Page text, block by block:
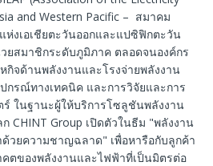
and Western Pacific – สมาคม
ห่งเอเชียตะวันออกและแปซิฟิกตะวัน
ยสมาชิกระดับภูมิภาค ตลอดจนองค์กร
กิจด้านพลังงานและโรงจ่ายพลังงาน
กรณ์ทางเทคนิค และการวิจัยและการ
ในฐานะผู้ให้บริการโซลูชันพลังงาน
CHINT Group เปิดตัวในธีม "พลังงาน
วยความชาญฉลาด" เพื่อหารือกับลูกค้า
ตของพลังงานและไฟฟ้าที่เป็นมิตรต่อ